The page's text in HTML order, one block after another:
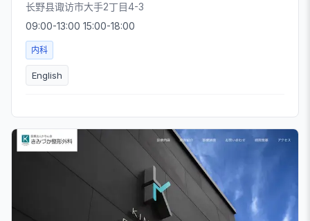
长野县诹访市大手2丁目4-3
09:00-13:00 15:00-18:00
内科
English